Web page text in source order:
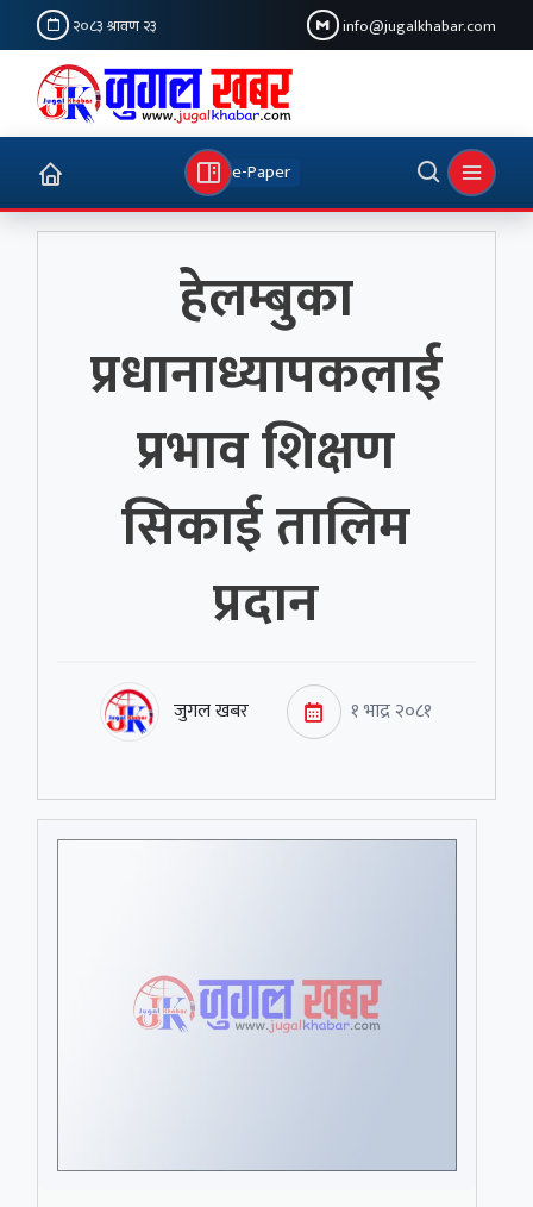
२०८३ श्रावण २३ info@jugalkhabar.com
e-Paper
हेलम्बुका
प्रधानाध्यापकलाई
प्रभाव शिक्षण
सिकाई तालिम
प्रदान
जुगल खबर १ भाद्र २०८१